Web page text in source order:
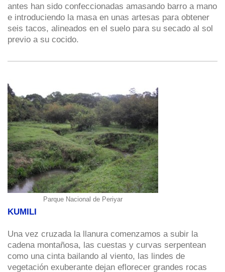
antes han sido confeccionadas amasando barro a mano
e introduciendo la masa en unas artesas para obtener
seis tacos, alineados en el suelo para su secado al sol
previo a su cocido.
Parque Nacional de Periyar
KUMILI
Una vez cruzada la llanura comenzamos a subir la
cadena montañosa, las cuestas y curvas serpentean
como una cinta bailando al viento, las lindes de
vegetación exuberante dejan eflorecer grandes rocas